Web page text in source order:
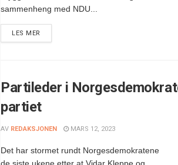
sammenheng med NDU...
LES MER
Partileder i
partiet
AV REDAKSJONEN MARS 12, 2023
Det har stormet rundt Norgesdemokratene
de siste ukene etter at Vidar Kleppe og